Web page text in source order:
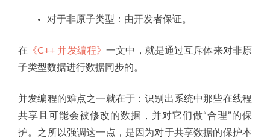
对于非原子类型：由开发者保证。
在 《C++ 并发编程》一文中，就是通过互斥体来对非原
子类型数据进行数据同步的。
并发编程的难点之一就在于：识别出系统中那些在线程
共享且可能会被修改的数据，并对它们做“合理”的保
护。之所以强调这一点，是因为对于共享数据的保护本